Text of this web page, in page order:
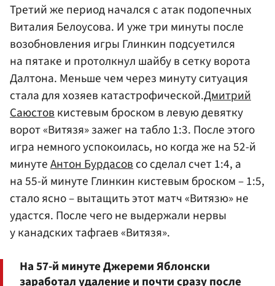
Третий же период начался с атак подопечных
Виталия Белоусова. И уже три минуты после
возобновления игры Глинкин подсуетился
на пятаке и протолкнул шайбу в сетку ворота
Далтона. Меньше чем через минуту ситуация
стала для хозяев катастрофической.Дмитрий
Саюстовкистевым броском в левую девятку
ворот «Витязя» зажег на табло 1:3. После этого
игра немного успокоилась, но когда же на 52-й
минутеАнтон Бурдасовсо сделал счет 1:4, а
на 55-й минуте Глинкин кистевым броском – 1:5,
стало ясно – вытащить этот матч «Витязю» не
удастся. После чего не выдержали нервы
у канадских тафгаев «Витязя».
На 57-й минуте Джереми Яблонски
заработал удаление и почти сразу после